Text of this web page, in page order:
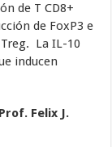
de T CD8+
de FoxP3 e
La IL-10
inducen
Felix J.